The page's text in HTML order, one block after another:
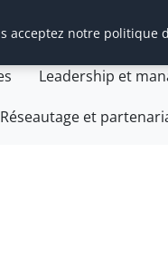
Cabinet Management
Leadership et
Réseautage et
acceptez notre politique